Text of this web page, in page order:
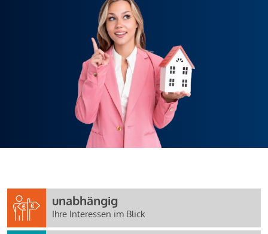
unabhängig
Ihre Interessen im Blick